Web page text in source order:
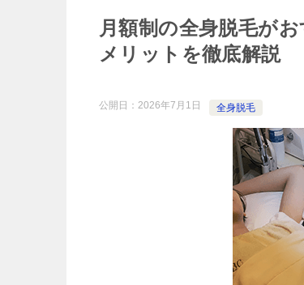
月額制の全身脱毛が
メリットを徹底解説
公開日： 2026年7月1日 全身脱毛